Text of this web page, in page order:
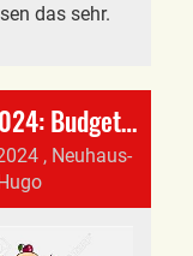
das sehr.
Dez 2024: Budget-Gemeindeversammlung:
, Neuhaus-